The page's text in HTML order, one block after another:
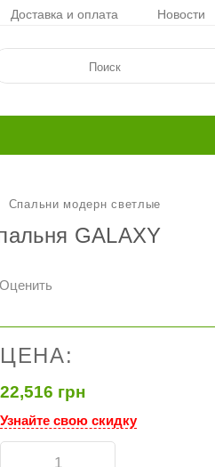
Доставка и оплата Новости
Спальни модерн светлые
GALAXY
Оценить
ЦЕНА:
22,516 грн
Узнайте свою скидку